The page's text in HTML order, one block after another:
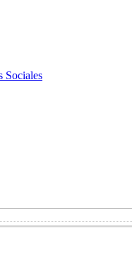
Sociales